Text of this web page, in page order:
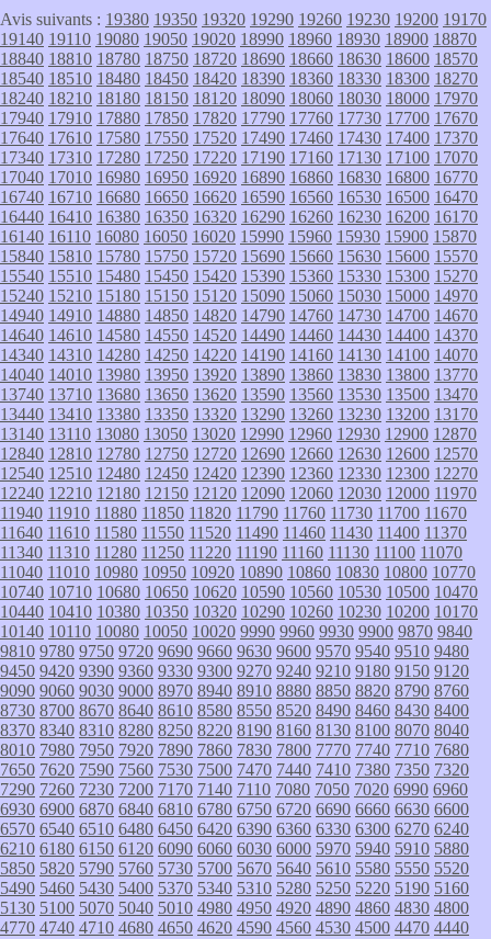
Avis suivants : 19380 19350 19320 19290 19260 19230 19200 19170
19140 19110 19080 19050 19020 18990 18960 18930 18900 18870
18840 18810 18780 18750 18720 18690 18660 18630 18600 18570
18540 18510 18480 18450 18420 18390 18360 18330 18300 18270
18240 18210 18180 18150 18120 18090 18060 18030 18000 17970
17940 17910 17880 17850 17820 17790 17760 17730 17700 17670
17640 17610 17580 17550 17520 17490 17460 17430 17400 17370
17340 17310 17280 17250 17220 17190 17160 17130 17100 17070
17040 17010 16980 16950 16920 16890 16860 16830 16800 16770
16740 16710 16680 16650 16620 16590 16560 16530 16500 16470
16440 16410 16380 16350 16320 16290 16260 16230 16200 16170
16140 16110 16080 16050 16020 15990 15960 15930 15900 15870
15840 15810 15780 15750 15720 15690 15660 15630 15600 15570
15540 15510 15480 15450 15420 15390 15360 15330 15300 15270
15240 15210 15180 15150 15120 15090 15060 15030 15000 14970
14940 14910 14880 14850 14820 14790 14760 14730 14700 14670
14640 14610 14580 14550 14520 14490 14460 14430 14400 14370
14340 14310 14280 14250 14220 14190 14160 14130 14100 14070
14040 14010 13980 13950 13920 13890 13860 13830 13800 13770
13740 13710 13680 13650 13620 13590 13560 13530 13500 13470
13440 13410 13380 13350 13320 13290 13260 13230 13200 13170
13140 13110 13080 13050 13020 12990 12960 12930 12900 12870
12840 12810 12780 12750 12720 12690 12660 12630 12600 12570
12540 12510 12480 12450 12420 12390 12360 12330 12300 12270
12240 12210 12180 12150 12120 12090 12060 12030 12000 11970
11940 11910 11880 11850 11820 11790 11760 11730 11700 11670
11640 11610 11580 11550 11520 11490 11460 11430 11400 11370
11340 11310 11280 11250 11220 11190 11160 11130 11100 11070
11040 11010 10980 10950 10920 10890 10860 10830 10800 10770
10740 10710 10680 10650 10620 10590 10560 10530 10500 10470
10440 10410 10380 10350 10320 10290 10260 10230 10200 10170
10140 10110 10080 10050 10020 9990 9960 9930 9900 9870 9840
9810 9780 9750 9720 9690 9660 9630 9600 9570 9540 9510 9480
9450 9420 9390 9360 9330 9300 9270 9240 9210 9180 9150 9120
9090 9060 9030 9000 8970 8940 8910 8880 8850 8820 8790 8760
8730 8700 8670 8640 8610 8580 8550 8520 8490 8460 8430 8400
8370 8340 8310 8280 8250 8220 8190 8160 8130 8100 8070 8040
8010 7980 7950 7920 7890 7860 7830 7800 7770 7740 7710 7680
7650 7620 7590 7560 7530 7500 7470 7440 7410 7380 7350 7320
7290 7260 7230 7200 7170 7140 7110 7080 7050 7020 6990 6960
6930 6900 6870 6840 6810 6780 6750 6720 6690 6660 6630 6600
6570 6540 6510 6480 6450 6420 6390 6360 6330 6300 6270 6240
6210 6180 6150 6120 6090 6060 6030 6000 5970 5940 5910 5880
5850 5820 5790 5760 5730 5700 5670 5640 5610 5580 5550 5520
5490 5460 5430 5400 5370 5340 5310 5280 5250 5220 5190 5160
5130 5100 5070 5040 5010 4980 4950 4920 4890 4860 4830 4800
4770 4740 4710 4680 4650 4620 4590 4560 4530 4500 4470 4440